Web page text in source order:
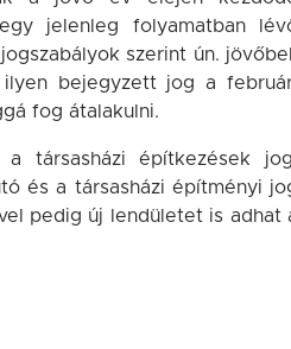
jelenleg folyamatban
szerint ún.
bejegyzett jog a
fog átalakulni.
társasházi építkezések
és a társasházi építményi
pedig új lendületet is adhat